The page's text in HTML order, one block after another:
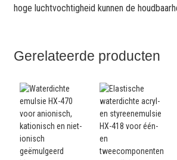
hoge luchtvochtigheid kunnen de
Gerelateerde producten